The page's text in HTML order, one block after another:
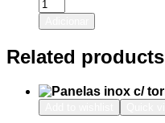
Related products